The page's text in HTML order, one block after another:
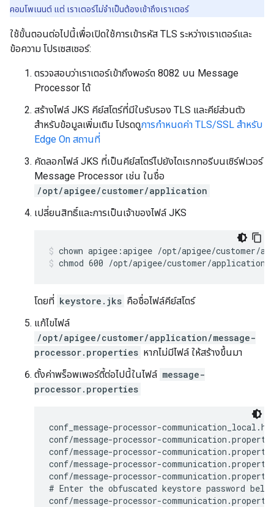
คอมโพเนนต์ แต่ เราเตอร์ไม่จำเป็นต้องเข้าถึงเราเตอร์
ใช้ขั้นตอนต่อไปนี้เพื่อเปิดใช้การเข้ารหัส TLS ระหว่างเราเตอร์และ
ข้อความ โปรเซสเซอร์:
ตรวจสอบว่าเราเตอร์เข้าถึงพอร์ต 8082 บน Message
Processor ได้
สร้างไฟล์ JKS คีย์สโตร์ที่มีใบรับรอง TLS และคีย์ส่วนตัว
สำหรับข้อมูลเพิ่มเติม โปรดดูการกำหนดค่า TLS/SSL สำหรับ
Edge On สถานที่
คัดลอกไฟล์ JKS ที่เป็นคีย์สโตร์ไปยังไดเรกทอรีบนเซิร์ฟเวอร์
Message Processor เช่น ในชื่อ
/opt/apigee/customer/application
เปลี่ยนสิทธิ์และการเป็นเจ้าของไฟล์ JKS
chmod 600 /opt/apigee/customer/
โดยที่ keystore.jks คือชื่อไฟล์คีย์สโตร์
แก้ไขไฟล์
/opt/apigee/customer/application/message-
processor.properties หากไม่มีไฟล์ ให้สร้างขึ้นมา
ตั้งค่าพร็อพเพอร์ตี้ต่อไปนี้ในไฟล์ message-
processor.properties
conf_message-processor-
conf/message-processor-
conf/message-processor-
conf/message-processor-
conf/message-processor-
# Enter the obfuscated keystore password
conf/message-processor-